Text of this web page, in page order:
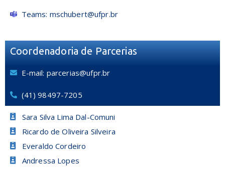
Teams: mschubert@ufpr.br
Coordenadoria de Parcerias
E-mail: parcerias@ufpr.br
(41) 98497-7205
Sara Silva Lima Dal-Comuni
Ricardo de Oliveira Silveira
Everaldo Cordeiro
Andressa Lopes